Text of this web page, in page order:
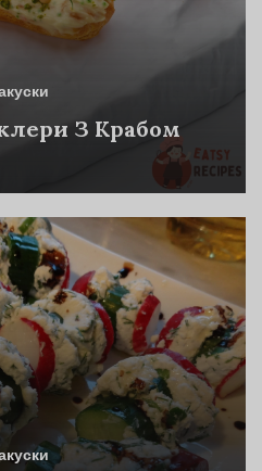
З Крабом